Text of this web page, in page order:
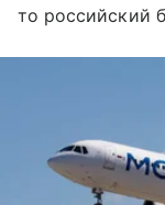
то российский